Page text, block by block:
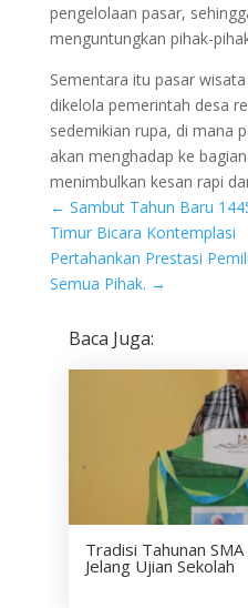
pengelolaan pasar,
menguntungkan pihak-
Sementara itu pasar
dikelola pemerintah desa
sedemikian rupa, di mana
akan menghadap ke
menimbulkan kesan rapi
← Sambut Tahun Baru
Timur Bicara Kontemplasi
Pertahankan Prestasi
Semua Pihak. →
Baca Juga:
Tradisi Tahunan
Jelang Ujian Sekolah